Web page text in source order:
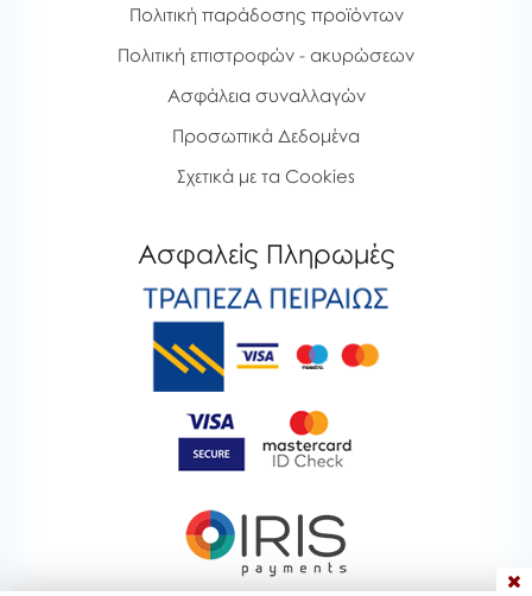
Πολιτική παράδοσης προϊόντων
Πολιτική επιστροφών - ακυρώσεων
Ασφάλεια συναλλαγών
Προσωπικά Δεδομένα
Σχετικά με τα Cookies
Ασφαλείς Πληρωμές